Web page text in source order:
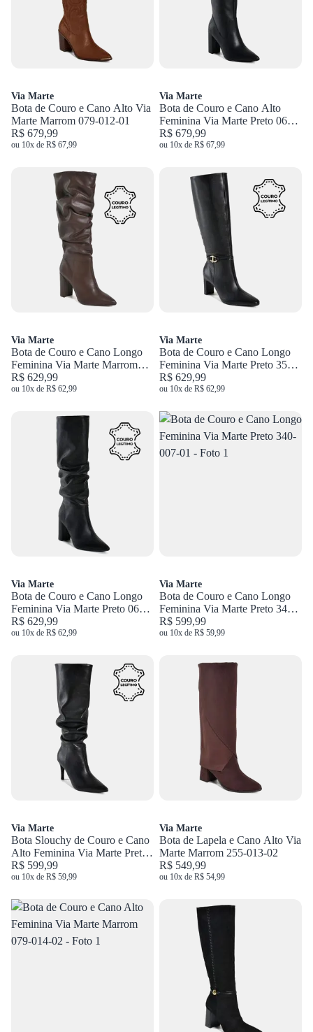
Via Marte
Bota de Couro e Cano Alto Via
Marte Marrom 079-012-01
R$ 679,99
ou 10x de R$ 67,99
Via Marte
Bota de Couro e Cano Alto
Feminina Via Marte Preto 063-
021-01
R$ 679,99
ou 10x de R$ 67,99
Via Marte
Bota de Couro e Cano Longo
Feminina Via Marte Marrom
063-023-01
R$ 629,99
ou 10x de R$ 62,99
Via Marte
Bota de Couro e Cano Longo
Feminina Via Marte Preto 356-
005-01
R$ 629,99
ou 10x de R$ 62,99
Via Marte
Bota de Couro e Cano Longo
Feminina Via Marte Preto 063-
023-01
R$ 629,99
ou 10x de R$ 62,99
Via Marte
Bota de Couro e Cano Longo
Feminina Via Marte Preto 340-
007-01
R$ 599,99
ou 10x de R$ 59,99
Via Marte
Bota Slouchy de Couro e Cano
Alto Feminina Via Marte Preto
345-009-01
R$ 599,99
ou 10x de R$ 59,99
Via Marte
Bota de Lapela e Cano Alto Via
Marte Marrom 255-013-02
R$ 549,99
ou 10x de R$ 54,99